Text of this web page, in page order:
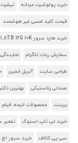
خرید پولوشرت مردانه تیشرت
قیمت کلید لمسی غیر هوشمند
خرید هارد سرور HP 1.8TB 12G 10K
سفارش ربات تلگرام نمایندگی
طراحی سایت آنریل انجین
صندلی پلاستیکی بهترین
پرینت محصولات انیمه،
خرید لپ تاپ استوک تعمیر
سی پی کالاف خرید سرور اچ